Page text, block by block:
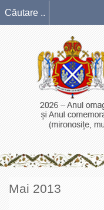
Mai 2013